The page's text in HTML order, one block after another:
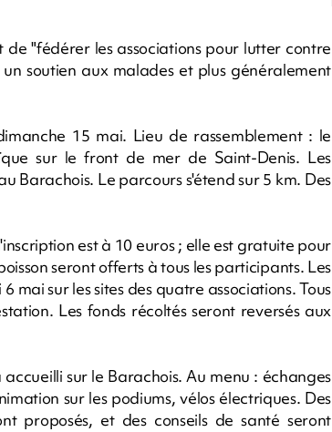
"fédérer les associations pour lutter contre
soutien aux malades et plus généralement
15 mai. Lieu de rassemblement : le
sur le front de mer de Saint-Denis. Les
Barachois. Le parcours s'étend sur 5 km. Des
est à 10 euros ; elle est gratuite pour
seront offerts à tous les participants. Les
mai sur les sites des quatre associations. Tous
Les fonds récoltés seront reversés aux
sur le Barachois. Au menu : échanges
sur les podiums, vélos électriques. Des
proposés, et des conseils de santé seront